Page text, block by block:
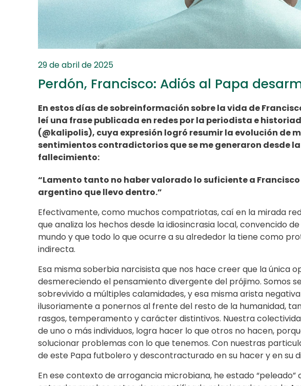
29 de abril de 2025
Perdón, Francisco: Adiós al Papa
En estos días de sobreinformación sobre la vida de
leí una frase publicada en redes por la periodista e
(@kalipolis), cuya expresión logró resumir la evolución de
sentimientos contradictorios que se me generaron desde
fallecimiento:
“Lamento tanto no haber valorado lo suficiente a
argentino que llevo dentro.”
Efectivamente, como muchos compatriotas, caí en la mirada
que analiza los hechos desde la idiosincrasia local, convencido
mundo y que todo lo que ocurre a su alrededor la tiene como
indirecta.
Esa misma soberbia narcisista que nos hace creer que la única
desmereciendo el pensamiento divergente del prójimo. Somos
sobrevivido a múltiples calamidades, y esa misma arista
ilusoriamente a ponernos al frente del resto de la humanidad,
rasgos, temperamento y carácter distintivos. Nuestra
de uno o más individuos, logra hacer lo que otros no hacen,
solucionar problemas con lo que tenemos. Con nuestras
de este Papa futbolero y descontracturado en su hacer y en su
En ese contexto de arrogancia microbiana, he estado “peleado”